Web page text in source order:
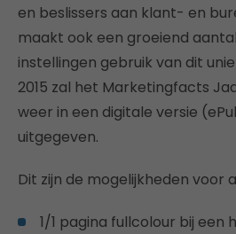
en beslissers aan klant- en
maakt ook een groeiend
instellingen gebruik van dit
2015 zal het Marketingfacts
weer in een digitale versie
uitgegeven.
Dit zijn de mogelijkheden voor
1/1 pagina fullcolour bij een